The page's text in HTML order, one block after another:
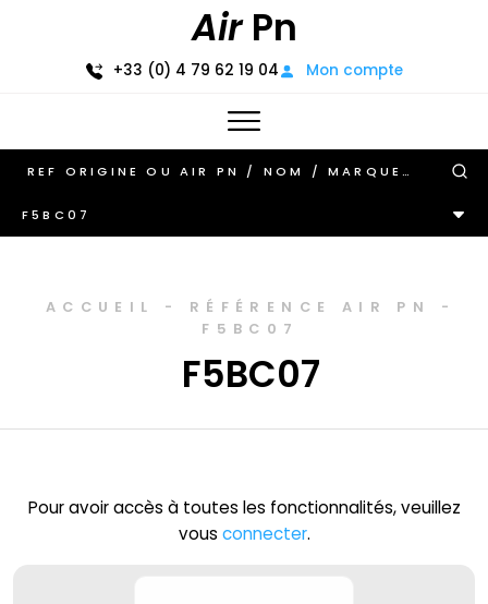
AirPn
+33 (0) 4 79 62 19 04 Mon compte
F5BC07
ACCUEIL - RÉFÉRENCE AIR PN
-
F5BC07
F5BC07
Pour avoir accès à toutes les fonctionnalités, veuillez
vous connecter.